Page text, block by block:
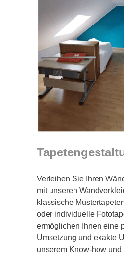
Verleihen Sie Ihren
mit unseren
klassische
oder individuelle
ermöglichen Ihnen eine
Umsetzung und exakte
unserem Know-how und